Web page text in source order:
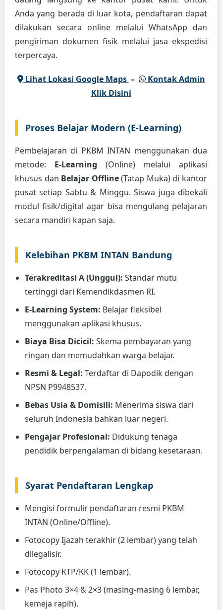
Anda yang berada di luar kota, pendaftaran dapat
dilakukan secara online melalui WhatsApp dan
pengiriman dokumen fisik melalui jasa ekspedisi
terpercaya.
Lihat Lokasi Google Maps –
Kontak Admin
Klik Disini
Proses Belajar Modern (E-Learning)
Pembelajaran di PKBM INTAN menggunakan dua
metode: E-Learning (Online) melalui aplikasi
khusus dan Belajar Offline(Tatap Muka) di kantor
pusat setiap Sabtu & Minggu. Siswa juga dibekali
modul fisik/digital agar bisa mengulang pelajaran
secara mandiri kapan saja.
Kelebihan PKBM INTAN Bandung
Terakreditasi A (Unggul): Standar mutu
tertinggi dari Kemendikdasmen RI.
E-Learning System: Belajar fleksibel
menggunakan aplikasi khusus.
Biaya Bisa Dicicil: Skema pembayaran yang
ringan dan memudahkan warga belajar.
Resmi & Legal: Terdaftar di Dapodik dengan
NPSN P9948537.
Bebas Usia & Domisili: Menerima siswa dari
seluruh Indonesia bahkan luar negeri.
Pengajar Profesional: Didukung tenaga
pendidik berpengalaman di bidang kesetaraan.
Syarat Pendaftaran Lengkap
Mengisi formulir pendaftaran resmi PKBM
INTAN (Online/Offline).
Fotocopy Ijazah terakhir (2 lembar) yang telah
dilegalisir.
Fotocopy KTP/KK (1 lembar).
Pas Photo 3×4 & 2×3 (masing-masing 6 lembar,
kemeja rapih).